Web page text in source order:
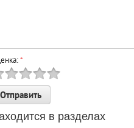
*
в разделах